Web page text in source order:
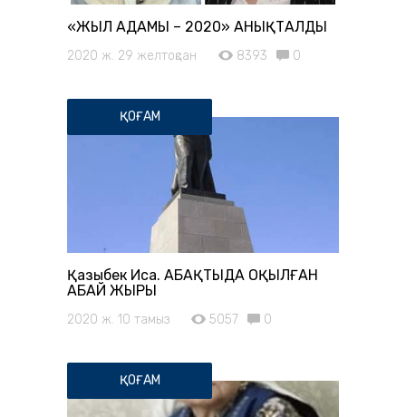
«ЖЫЛ АДАМЫ – 2020» АНЫҚТАЛДЫ
2020 ж. 29 желтоқсан 8393 0
ҚОҒАМ
Қазыбек Иса. АБАҚТЫДА ОҚЫЛҒАН
АБАЙ ЖЫРЫ
2020 ж. 10 тамыз 5057 0
ҚОҒАМ